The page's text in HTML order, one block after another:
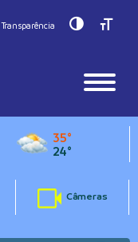
Transparência Toggle
35°
24°
Câmeras